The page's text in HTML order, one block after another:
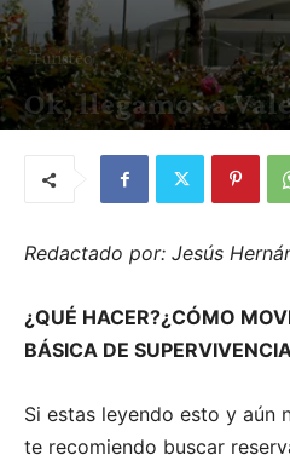
Turisteo
Ok, llegamos a
Redactado por: Jesús
¿QUÉ HACER?¿CÓMO
BÁSICA DE
Si estas leyendo esto y aún
te recomiendo buscar